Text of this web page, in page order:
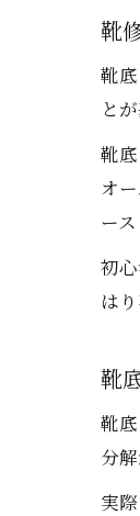
靴
靴
と
靴
オ
ー
初
は
靴
靴
分
実